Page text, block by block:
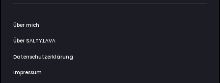
Über mich
Über SΛLTY.LΛVΛ
Datenschutzerklärung
Impressum